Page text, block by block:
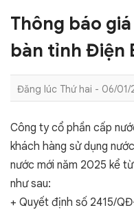
Thông báo
bàn tỉnh Điện
Đăng lúc Thứ hai - 06/01/
Công ty cổ phần cấp
khách hàng sử dụng
nước mới năm 2025 kể
như sau:
+ Quyết định số 2415/